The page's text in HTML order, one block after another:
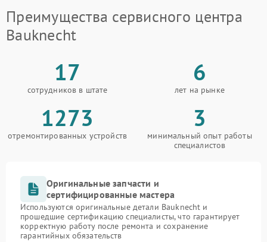
Преимущества сервисного центра
Bauknecht
17
сотрудников в штате
6
лет на рынке
1273
отремонтированных устройств
3
минимальный опыт работы
специалистов
Оригинальные запчасти и
сертифицированные мастера
Используются оригинальные детали Bauknecht и
прошедшие сертификацию специалисты, что гарантирует
корректную работу после ремонта и сохранение
гарантийных обязательств